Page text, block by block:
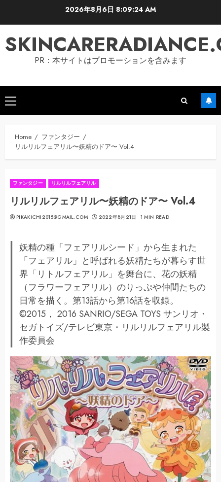
2026年8月6日 8:09:24 AM
PR：本サイトはプロモーションを含みます
Primary
Menu
Home
ファンタジー
リルリルフェアリル〜妖精のドア〜 Vol.4
ファンタジー リルリルフェアリル
リルリルフェアリル〜妖精のドア〜 Vol.4
PIKAKICHI2015@GMAIL.COM 2022年8月21日 1 MIN READ
妖精の種「フェアリルシード」から生まれた
「フェアリル」と呼ばれる妖精たちが暮らす世
界「リトルフェアリル」を舞台に、花の妖精
（フラワーフェアリル）のりっぷや仲間たちの
日常を描く。第13話から第16話を収録。
©2015， 2016 SANRIO/SEGA TOYS サンリオ・
セガトイズ/テレビ東京・リルリルフェアリル製
作委員会